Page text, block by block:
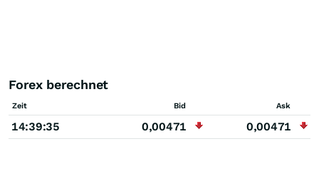
Forex berechnet
Zeit Bid Ask
14:39:35 0,00471 0,00471